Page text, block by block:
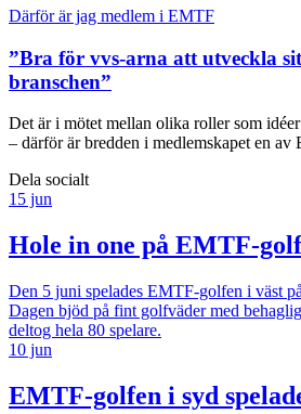
Därför är jag medlem i EMTF
”Bra för vvs-arna att utveckla
branschen”
Det är i mötet mellan olika roller som
– därför är bredden i medlemskapet en av
Dela socialt
15 jun
Hole in one på EMTF-
Den 5 juni spelades EMTF-golfen i väst
Dagen bjöd på fint golfväder med
deltog hela 80 spelare.
10 jun
EMTF-golfen i syd